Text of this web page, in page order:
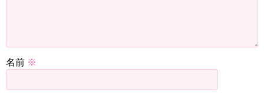
名前 ※